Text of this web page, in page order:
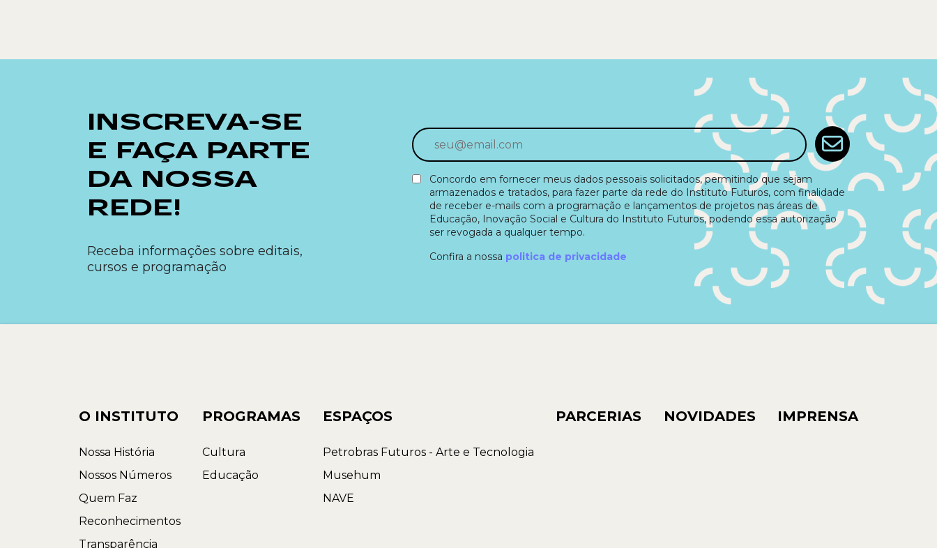
INSCREVA-SE
E FAÇA PARTE
DA NOSSA
REDE!
Receba informações sobre editais,
cursos e programação
Concordo em fornecer meus dados pessoais solicitados, permitindo que sejam
armazenados e tratados, para fazer parte da rede do Instituto Futuros, com finalidade
de receber e-mails com a programação e lançamentos de projetos nas áreas de
Educação, Inovação Social e Cultura do Instituto Futuros, podendo essa autorização
ser revogada a qualquer tempo.
Confira a nossa politica de privacidade
O INSTITUTO
Nossa História
Nossos Números
Quem Faz
Reconhecimentos
Transparência
PROGRAMAS
Cultura
Educação
ESPAÇOS
Petrobras Futuros - Arte e Tecnologia
Musehum
NAVE
PARCERIAS NOVIDADES IMPRENSA